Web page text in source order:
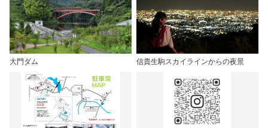
大門ダム 信貴生駒スカイラインからの夜景